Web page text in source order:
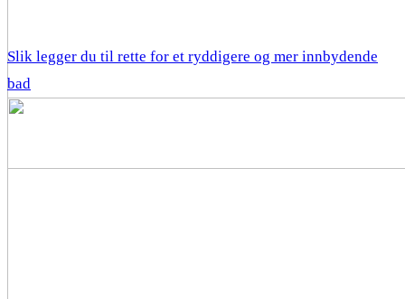
Slik legger du til rette for et ryddigere og mer innbydende
bad